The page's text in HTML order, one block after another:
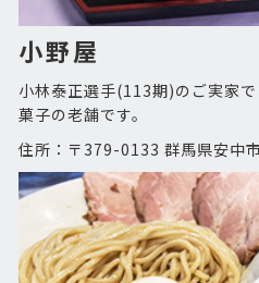
小野屋
小林泰正選手(113期)のご実家
菓子の老舗です。
住所：〒379-0133 群馬県安中